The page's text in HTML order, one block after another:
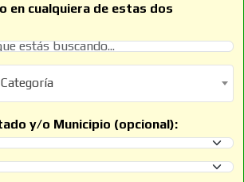
en cualquiera de estas dos
y/o Municipio (opcional):